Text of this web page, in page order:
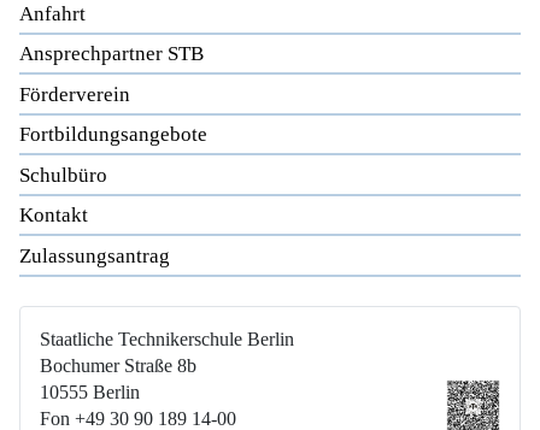
Anfahrt
Ansprechpartner STB
Förderverein
Fortbildungsangebote
Schulbüro
Kontakt
Zulassungsantrag
Staatliche Technikerschule Berlin
Bochumer Straße 8b
10555 Berlin
Fon +49 30 90 189 14-00